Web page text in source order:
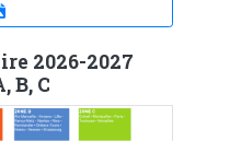
2026-2027
B, C